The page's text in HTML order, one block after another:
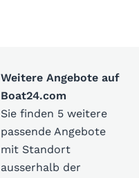
Weitere Angebote auf
Boat24.com
Sie finden 5 weitere
passende Angebote
mit Standort
ausserhalb der